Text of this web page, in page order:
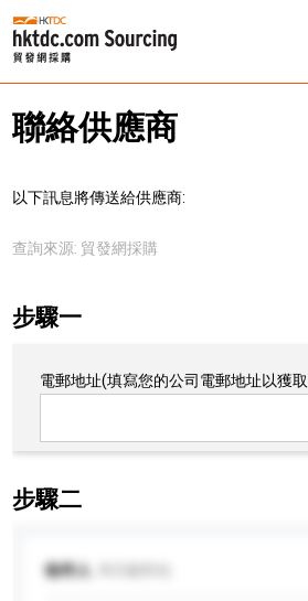
聯絡供應商
以下訊息將傳送給供應商:
查詢來源: 貿發網採購
步驟一
電郵地址(填寫您的公司電郵地址以獲
步驟二
收件人